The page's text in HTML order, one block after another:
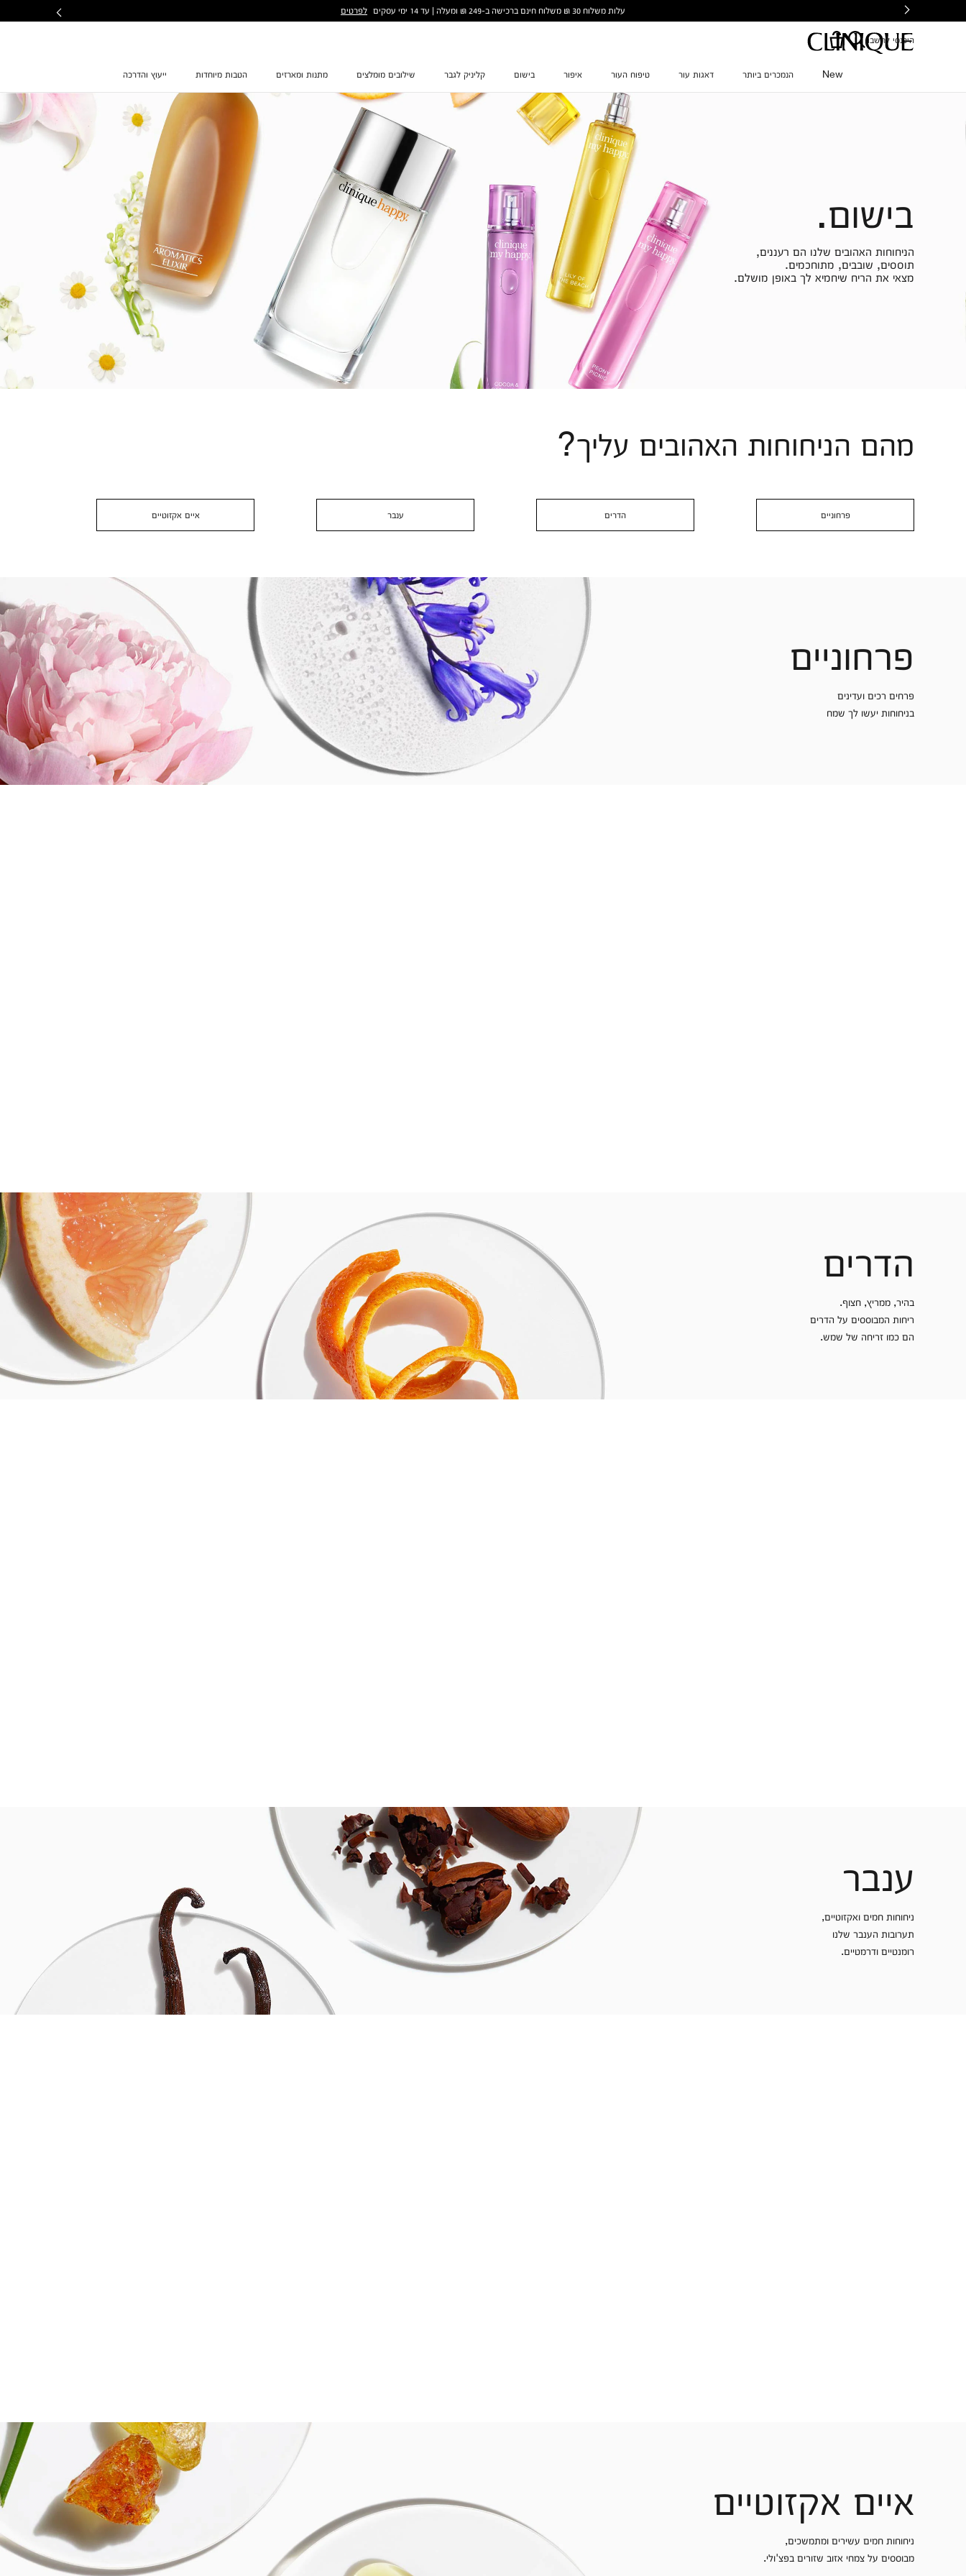
עלות משלוח 30 ₪ משלוח חינם ברכישה ב-249 ₪ ומעלה | עד 14 ימי עסקים לפרטים
היכנסי לחשבון
New הנמכרים ביותר דאגות עור טיפוח העור איפור בישום קליניק לגבר שילובים מומלצים מתנות ומארזים הטבות מיוחדות ייעוץ והדרכה
בישום.
הניחוחות האהובים שלנו הם רעננים,
תוססים, שובבים, מתוחכמים.
מצאי את הריח שיחמיא לך באופן מושלם.
מהם הניחוחות האהובים עליך?
פרחוניים הדרים ענבר איים אקזוטיים
פרחוניים
פרחים רכים ועדינים
בניחוחות יעשו לך שמח
הדרים
בהיר, ממריץ, חצוף.
ריחות המבוססים על הדרים
הם כמו זריחה של שמש.
ענבר
ניחוחות חמים ואקזוטיים,
תערובות הענבר שלנו
רומנטיים ודרמטיים.
איים אקזוטיים
ניחוחות חמים עשירים ומתמשכים,
מבוססים על צמחי אזוב שזורים בפצ'ולי.